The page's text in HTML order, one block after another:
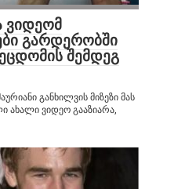
ვიდეომ
გარდერობში
შემდეგ
განხილვის მიზეზი მას
ახალი ვიდეო გააზიარა,